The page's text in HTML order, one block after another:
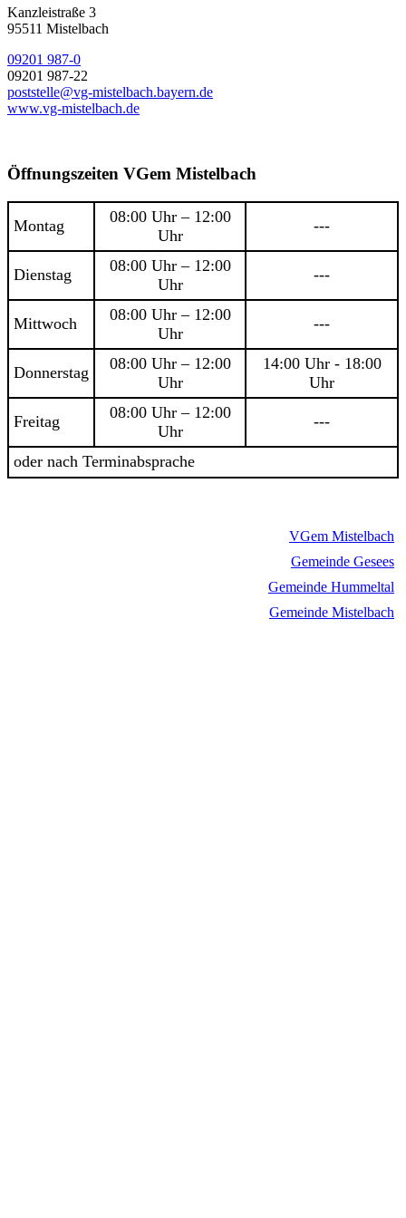
Kanzleistraße 3
95511 Mistelbach
09201 987-0
09201 987-22
poststelle@vg-mistelbach.bayern.de
www.vg-mistelbach.de
Öffnungszeiten VGem Mistelbach
Montag
08:00 Uhr – 12:00
Uhr
---
Dienstag
08:00 Uhr – 12:00
Uhr
---
Mittwoch
08:00 Uhr – 12:00
Uhr
---
Donnerstag
08:00 Uhr – 12:00
Uhr
14:00 Uhr - 18:00
Uhr
Freitag
08:00 Uhr – 12:00
Uhr
---
oder nach Terminabsprache
VGem Mistelbach
Gemeinde Gesees
Gemeinde Hummeltal
Gemeinde Mistelbach